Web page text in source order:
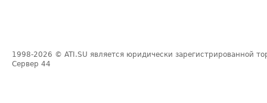
1998-2026 © ATI.SU является юридически зарегистрированной
Сервер 44